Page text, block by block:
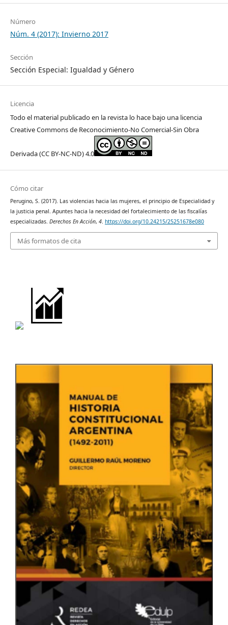
Número
Núm. 4 (2017): Invierno 2017
Sección
Sección Especial: Igualdad y Género
Licencia
Todo el material publicado en la revista lo hace bajo una licencia
Creative Commons de Reconocimiento-No Comercial-Sin Obra
Derivada (CC BY-NC-ND) 4.0
Cómo citar
Perugino, S. (2017). Las violencias hacia las mujeres, el principio de Especialidad y
la justicia penal. Apuntes hacia la necesidad del fortalecimiento de las fiscalías
especializadas. Derechos En Acción, 4. https://doi.org/10.24215/25251678e080
Más formatos de cita